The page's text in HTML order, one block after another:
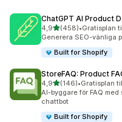
ChatGPT AI Product
4,9av 5 stjärnor
(458)
458 recensioner totalt
•Gratisplan
Generera SEO-vänliga
Built for Shopify
StoreFAQ: Product
4,9av 5 stjärnor
(146)
146 recensioner totalt
•Gratisplan
AI-byggare för FAQ
chattbot
Built for Shopify